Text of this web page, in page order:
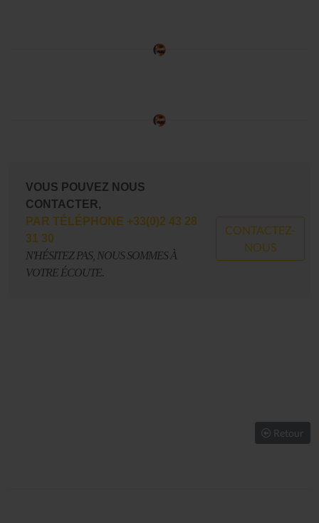
VOUS POUVEZ NOUS
CONTACTER,
PAR TÉLÉPHONE +33(0)2 43 28
31 30
N'HÉSITEZ PAS, NOUS SOMMES À
VOTRE ÉCOUTE.
CONTACTEZ-
NOUS
Retour